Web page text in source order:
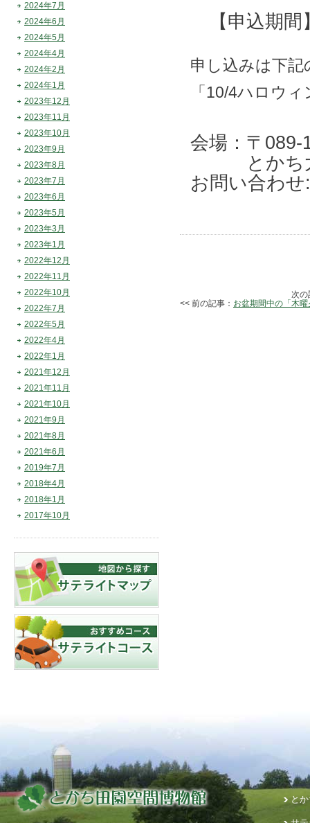
【申込期
申し込みは下
「10/4ハロウ
会場：〒
とかち大
お問い合わ
次の
<< 前の記事： お盆期間中の「木
2024年7月
2024年6月
2024年5月
2024年4月
2024年2月
2024年1月
2023年12月
2023年11月
2023年10月
2023年9月
2023年8月
2023年7月
2023年6月
2023年5月
2023年3月
2023年1月
2022年12月
2022年11月
2022年10月
2022年7月
2022年5月
2022年4月
2022年1月
2021年12月
2021年11月
2021年10月
2021年9月
2021年8月
2021年6月
2019年7月
2018年4月
2018年1月
2017年10月
と